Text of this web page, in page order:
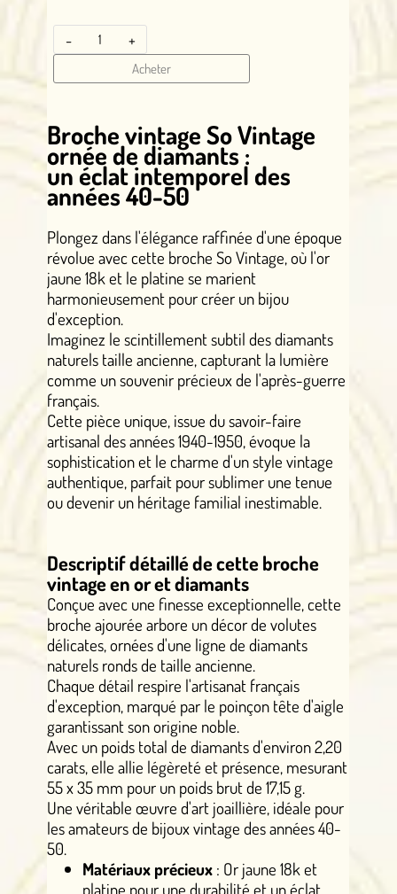
- +
Acheter
Broche vintage So Vintage
ornée de diamants :
un éclat intemporel des
années 40-50
Plongez dans l'élégance raffinée d'une époque
révolue avec cette broche So Vintage, où l'or
jaune 18k et le platine se marient
harmonieusement pour créer un bijou
d'exception.
Imaginez le scintillement subtil des diamants
naturels taille ancienne, capturant la lumière
comme un souvenir précieux de l'après-guerre
français.
Cette pièce unique, issue du savoir-faire
artisanal des années 1940-1950, évoque la
sophistication et le charme d'un style vintage
authentique, parfait pour sublimer une tenue
ou devenir un héritage familial inestimable.
Descriptif détaillé de cette broche
vintage en or et diamants
Conçue avec une finesse exceptionnelle, cette
broche ajourée arbore un décor de volutes
délicates, ornées d'une ligne de diamants
naturels ronds de taille ancienne.
Chaque détail respire l'artisanat français
d'exception, marqué par le poinçon tête d'aigle
garantissant son origine noble.
Avec un poids total de diamants d'environ 2,20
carats, elle allie légèreté et présence, mesurant
55 x 35 mm pour un poids brut de 17,15 g.
Une véritable œuvre d'art joaillière, idéale pour
les amateurs de bijoux vintage des années 40-
50.
Matériaux précieux : Or jaune 18k et
platine pour une durabilité et un éclat